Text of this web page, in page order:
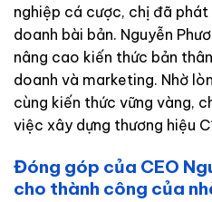
nghiệp cá cược, chị đã
doanh bài bản. Nguyễn
nâng cao kiến thức bản
doanh và marketing. Nhờ
cùng kiến thức vững vàng,
việc xây dựng thương hiệu
Đóng góp của CEO
cho thành công của